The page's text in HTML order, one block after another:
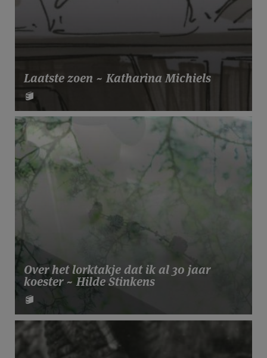
Laatste zoen ~ Katharina Michiels
Over het lorktakje dat ik al 30 jaar
koester ~ Hilde Stinkens